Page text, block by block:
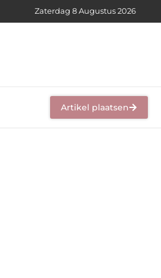
Zaterdag 8 Augustus 2026
Artikel plaatsen